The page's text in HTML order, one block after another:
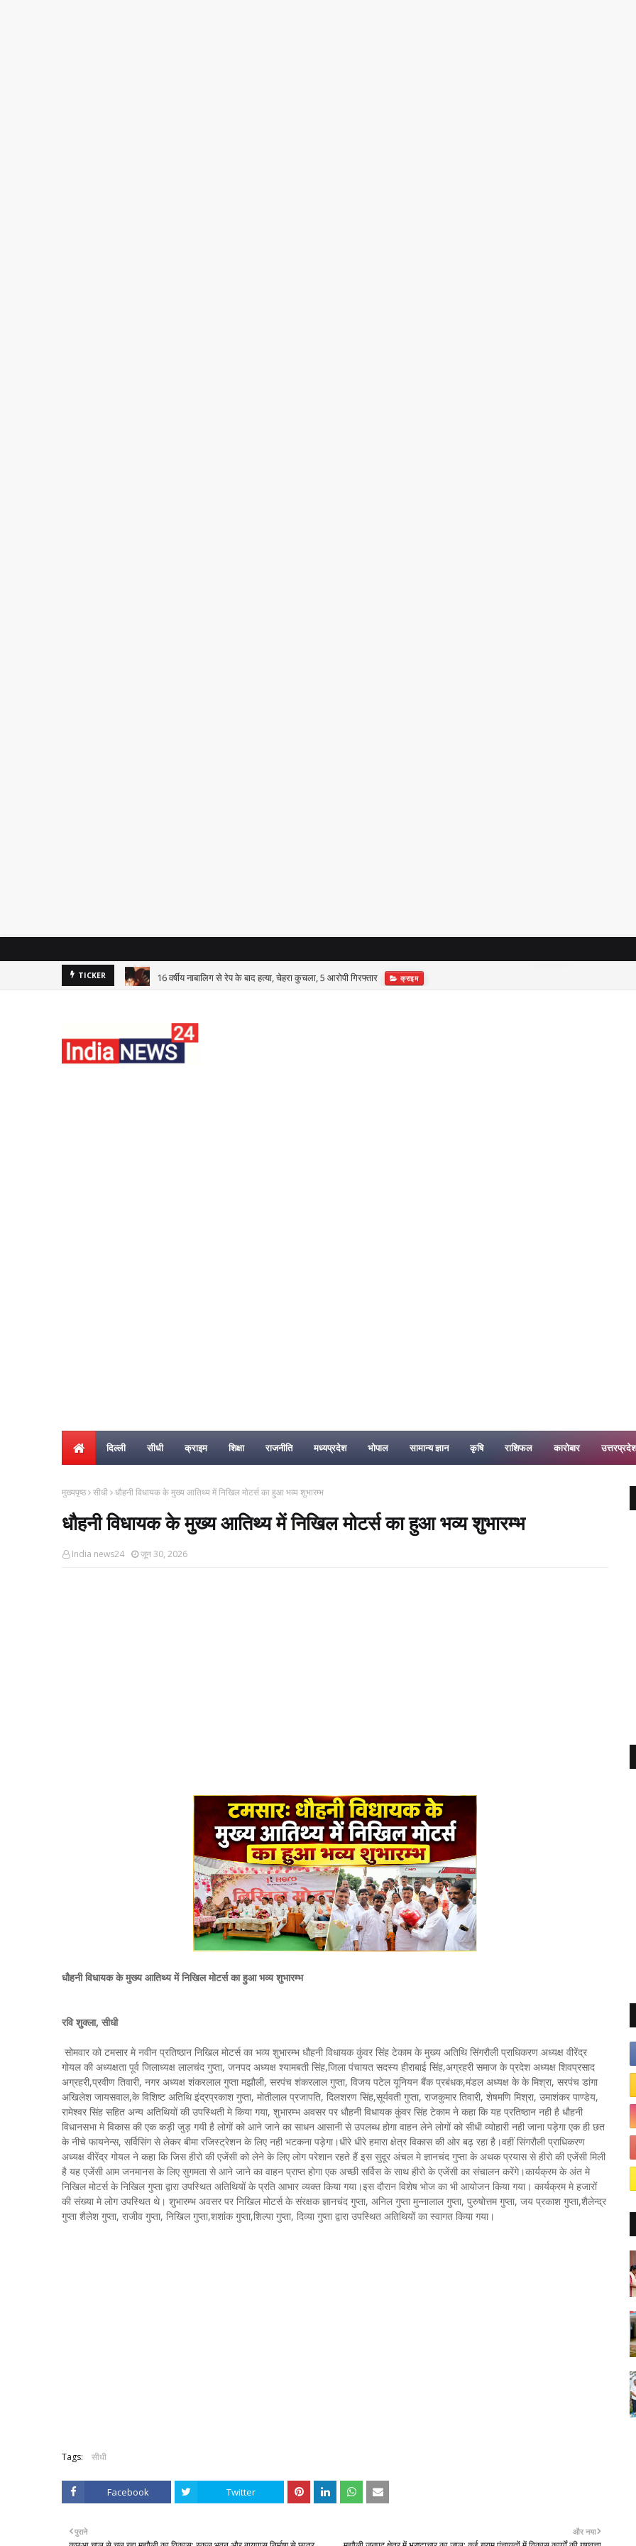
TICKER 16 वर्षीय नाबालिग से रेप के बाद हत्या, चेहरा कुचला, 5 आरोपी गिरफ्तार क्राइम
दिल्ली सीधी क्राइम शिक्षा राजनीति मध्यप्रदेश भोपाल सामान्य ज्ञान कृषि राशिफल कारोबार उत्तरप्रदेश
मुख्यपृष्ठ सीधी धौहनी विधायक के मुख्य आतिथ्य में निखिल मोटर्स का हुआ भव्य शुभारम्भ
धौहनी विधायक के मुख्य आतिथ्य में निखिल मोटर्स का हुआ भव्य शुभारम्भ
India news24 जून 30, 2026
धौहनी विधायक के मुख्य आतिथ्य में निखिल मोटर्स का हुआ भव्य शुभारम्भ
रवि शुक्ला, सीधी
सोमवार को टमसार मे नवीन प्रतिष्ठान निखिल मोटर्स का भव्य शुभारम्भ धौहनी विधायक कुंवर सिंह टेकाम के मुख्य अतिथि सिंगरौली प्राधिकरण अध्यक्ष वीरेंद्र
गोयल की अध्यक्षता पूर्व जिलाध्यक्ष लालचंद गुप्ता, जनपद अध्यक्ष श्यामबती सिंह,जिला पंचायत सदस्य हीराबाई सिंह,अग्रहरी समाज के प्रदेश अध्यक्ष शिवप्रसाद
अग्रहरी,प्रवीण तिवारी, नगर अध्यक्ष शंकरलाल गुप्ता मझौली, सरपंच शंकरलाल गुप्ता, विजय पटेल यूनियन बैंक प्रबंधक,मंडल अध्यक्ष के के मिश्रा, सरपंच डांगा
अखिलेश जायसवाल,के विशिष्ट अतिथि इंद्रप्रकाश गुप्ता, मोतीलाल प्रजापति, दिलशरण सिंह,सूर्यवती गुप्ता, राजकुमार तिवारी, शेषमणि मिश्रा, उमाशंकर पाण्डेय,
रामेश्वर सिंह सहित अन्य अतिथियों की उपस्थिती मे किया गया, शुभारम्भ अवसर पर धौहनी विधायक कुंवर सिंह टेकाम ने कहा कि यह प्रतिष्ठान नही है धौहनी
विधानसभा मे विकास की एक कड़ी जुड़ गयी है लोगों को आने जाने का साधन आसानी से उपलब्ध होगा वाहन लेने लोगों को सीधी व्योहारी नही जाना पड़ेगा एक ही छत
के नीचे फायनेन्स, सर्विसिंग से लेकर बीमा रजिस्ट्रेशन के लिए नही भटकना पड़ेगा।धीरे धीरे हमारा क्षेत्र विकास की ओर बढ़ रहा है।वहीं सिंगरौली प्राधिकरण
अध्यक्ष वीरेंद्र गोयल ने कहा कि जिस हीरो की एजेंसी को लेने के लिए लोग परेशान रहते हैं इस सुदूर अंचल मे ज्ञानचंद गुप्ता के अथक प्रयास से हीरो की एजेंसी मिली
है यह एजेंसी आम जनमानस के लिए सुगमता से आने जाने का वाहन प्राप्त होगा एक अच्छी सर्विस के साथ हीरो के एजेंसी का संचालन करेंगे।कार्यक्रम के अंत मे
निखिल मोटर्स के निखिल गुप्ता द्वारा उपस्थित अतिथियों के प्रति आभार व्यक्त किया गया।इस दौरान विशेष भोज का भी आयोजन किया गया। कार्यक्रम मे हजारों
की संख्या मे लोग उपस्थित थे। शुभारम्भ अवसर पर निखिल मोटर्स के संरक्षक ज्ञानचंद गुप्ता, अनिल गुप्ता मुन्नालाल गुप्ता, पुरुषोत्तम गुप्ता, जय प्रकाश गुप्ता,शैलेन्द्र
गुप्ता शैलेश गुप्ता, राजीव गुप्ता, निखिल गुप्ता,शशांक गुप्ता,शिल्पा गुप्ता, दिव्या गुप्ता द्वारा उपस्थित अतिथियों का स्वागत किया गया।
Tags: सीधी
Facebook Twitter
और नया
पुराने